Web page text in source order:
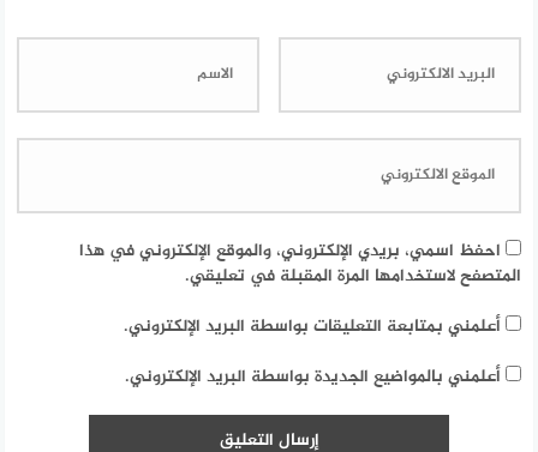
احفظ اسمي، بريدي الإلكتروني، والموقع الإلكتروني في هذا
المتصفح لاستخدامها المرة المقبلة في تعليقي.
أعلمني بمتابعة التعليقات بواسطة البريد الإلكتروني.
أعلمني بالمواضيع الجديدة بواسطة البريد الإلكتروني.